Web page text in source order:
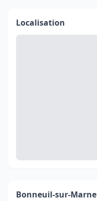
Localisation
Bonneuil-sur-Marne